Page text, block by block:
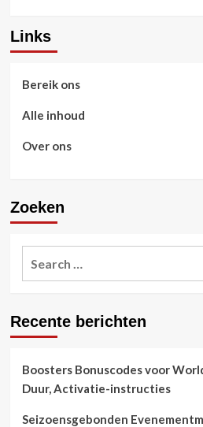
Links
Bereik ons
Alle inhoud
Over ons
Zoeken
Recente berichten
Boosters Bonuscodes voor
Duur, Activatie-instructies
Seizoensgebonden